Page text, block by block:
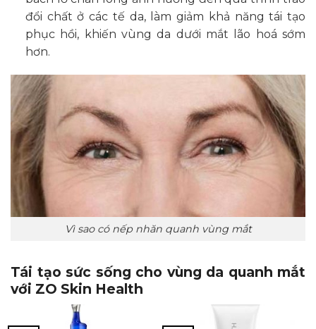
đổi chất ở các tế da, làm giảm khả năng tái tạo
phục hồi, khiến vùng da dưới mắt lão hoá sớm
hơn.
Vì sao có nếp nhăn quanh vùng mắt
Tái tạo sức sống cho vùng da quanh mắt
với ZO Skin Health